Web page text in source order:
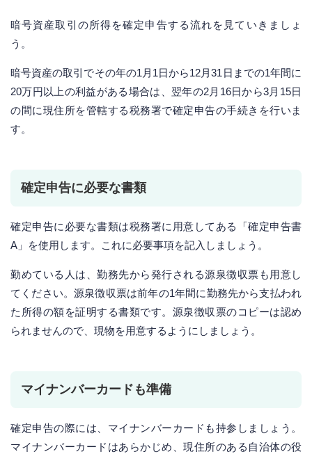
暗号資産取引の所得を確定申告する流れを見ていきましょ
う。
暗号資産の取引でその年の1月1日から12月31日までの1年間に
20万円以上の利益がある場合は、翌年の2月16日から3月15日
の間に現住所を管轄する税務署で確定申告の手続きを行いま
す。
確定申告に必要な書類
確定申告に必要な書類は税務署に用意してある「確定申告書
A」を使用します。これに必要事項を記入しましょう。
勤めている人は、勤務先から発行される源泉徴収票も用意し
てください。源泉徴収票は前年の1年間に勤務先から支払われ
た所得の額を証明する書類です。源泉徴収票のコピーは認め
られませんので、現物を用意するようにしましょう。
マイナンバーカードも準備
確定申告の際には、マイナンバーカードも持参しましょう。
マイナンバーカードはあらかじめ、現住所のある自治体の役